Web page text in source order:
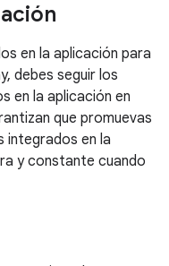
en la aplicación para
debes seguir los
en la aplicación en
que promuevas
en la
y constante cuando